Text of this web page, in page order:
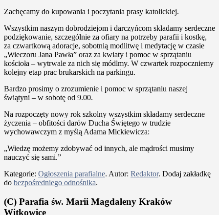
Zachęcamy do kupowania i poczytania prasy katolickiej.
Wszystkim naszym dobrodziejom i darczyńcom składamy serdeczne
podziękowanie, szczególnie za ofiary na potrzeby parafii i kostkę,
za czwartkową adoracje, sobotnią modlitwę i medytację w czasie
„Wieczoru Jana Pawła” oraz za kwiaty i pomoc w sprzątaniu
kościoła – wytrwale za nich się módlmy. W czwartek rozpoczniemy
kolejny etap prac brukarskich na parkingu.
Bardzo prosimy o zrozumienie i pomoc w sprzątaniu naszej
świątyni – w sobotę od 9.00.
Na rozpoczęty nowy rok szkolny wszystkim składamy serdeczne
życzenia – obfitości darów Ducha Świętego w trudzie
wychowawczym z myślą Adama Mickiewicza:
„Wiedzę możemy zdobywać od innych, ale mądrości musimy
nauczyć się sami.”
Kategorie: Ogłoszenia parafialne. Autor: Redaktor. Dodaj zakładkę
do bezpośredniego odnośnika.
(C) Parafia św. Marii Magdaleny Kraków
Witkowice